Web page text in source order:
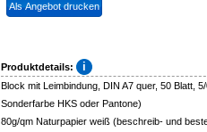
Produktdetails:
Block mit Leimbindung, DIN A7 quer, 50 Blatt,
Sonderfarbe HKS oder Pantone)
80g/qm Naturpapier weiß (beschreib- und